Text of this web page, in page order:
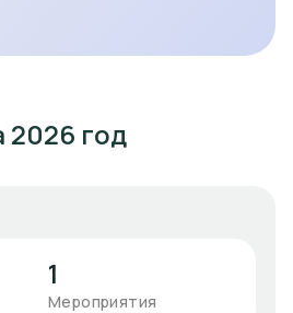
2026 год
1
Мероприятия